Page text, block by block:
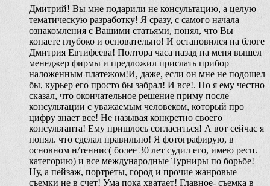
Дмитрий! Вы мне подарили не консультацию, а целую
тематическую разработку! Я сразу, с самого начала
ознакомления с Вашими статьями, понял, что Вы
копаете глубоко и основательно! И остановился на блоге
Дмитрия Евтифеева! Полтора часа назад на меня вышел
менеджер фирмы и предложил прислать прибор
наложенным платежом!И, даже, если он мне не подошел
бы, курьер его просто бы забрал! И все!. Но я ему честно
сказал, что окончательное решение приму после
консультации с уважаемым человеком, который про
цифру знает все! Не называя конкретно своего
консультанта! Ему пришлось согласиться! А вот сейчас я
понял. что сделал правильно! Я фотографирую, в
основном н/теннис( более 30 лет судил его, имею респ.
категорию) и все международные Турниры по борьбе!
Ну, а пейзаж, портреты, город и прочие жанровые
съемки не в счет! Ума пока хватает! Главное- съемка в